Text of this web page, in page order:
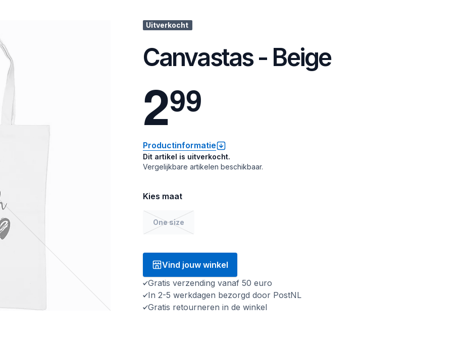
Uitverkocht
Canvastas - Beige
299
Productinformatie
Dit artikel is uitverkocht.
Vergelijkbare artikelen beschikbaar.
Kies maat
One size
Vind jouw winkel
Gratis verzending vanaf 50 euro
In 2-5 werkdagen bezorgd door PostNL
Gratis retourneren in de winkel